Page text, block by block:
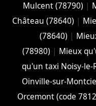
Mulcent (78790) |
Château (78640) |
(78640) |
(78980) | Mieux
qu'un taxi Noisy-le-
Oinville-sur-
Orcemont (code